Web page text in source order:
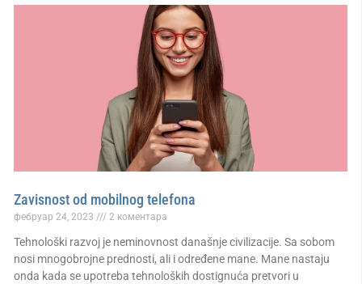
Zavisnost od mobilnog telefona
фебруар 24, 2023 2 коментара
Tehnološki razvoj je neminovnost današnje civilizacije. Sa sobom
nosi mnogobrojne prednosti, ali i određene mane. Mane nastaju
onda kada se upotreba tehnoloških dostignuća pretvori u